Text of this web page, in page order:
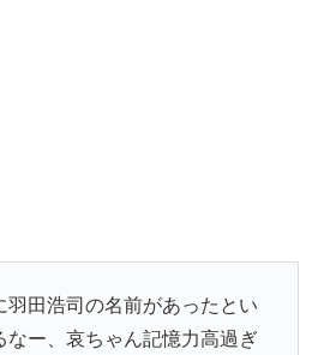
羽田浩司の名前があったとい
なー、哀ちゃん記憶力高過ぎ